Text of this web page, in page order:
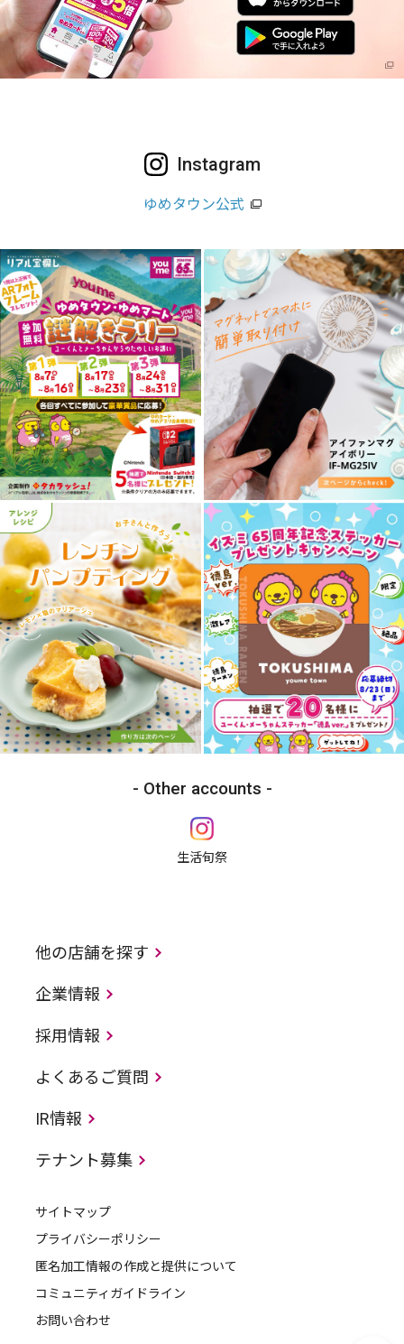
Instagram
ゆめタウン公式
Other accounts
生活旬祭
他の店舗を探す
企業情報
採用情報
よくあるご質問
IR情報
テナント募集
サイトマップ
プライバシーポリシー
匿名加工情報の作成と提供について
コミュニティガイドライン
お問い合わせ